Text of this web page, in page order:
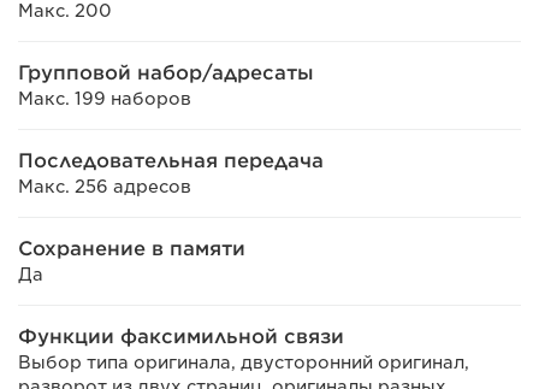
Макс. 200
Групповой набор/адресаты
Макс. 199 наборов
Последовательная передача
Макс. 256 адресов
Сохранение в памяти
Да
Функции факсимильной связи
Выбор типа оригинала, двусторонний оригинал,